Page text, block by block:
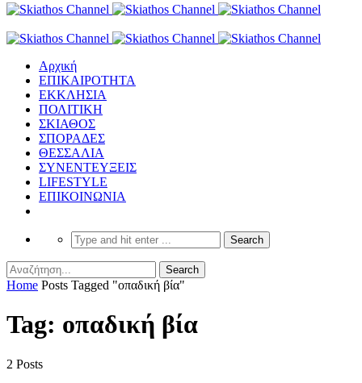
Αρχική
ΕΠΙΚΑΙΡΟΤΗΤΑ
ΕΚΚΛΗΣΙΑ
ΠΟΛΙΤΙΚΗ
ΣΚΙΑΘΟΣ
ΣΠΟΡΑΔΕΣ
ΘΕΣΣΑΛΙΑ
ΣΥΝΕΝΤΕΥΞΕΙΣ
LIFESTYLE
ΕΠΙΚΟΙΝΩΝΙΑ
Home Posts Tagged "οπαδική βία"
Tag: οπαδική βία
2 Posts